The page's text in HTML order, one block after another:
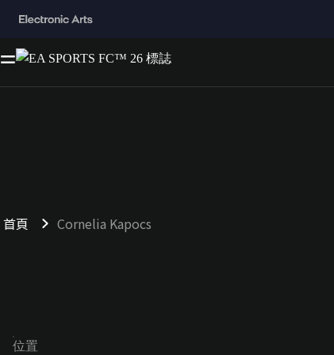
首頁 Cornelia Kapocs
位置